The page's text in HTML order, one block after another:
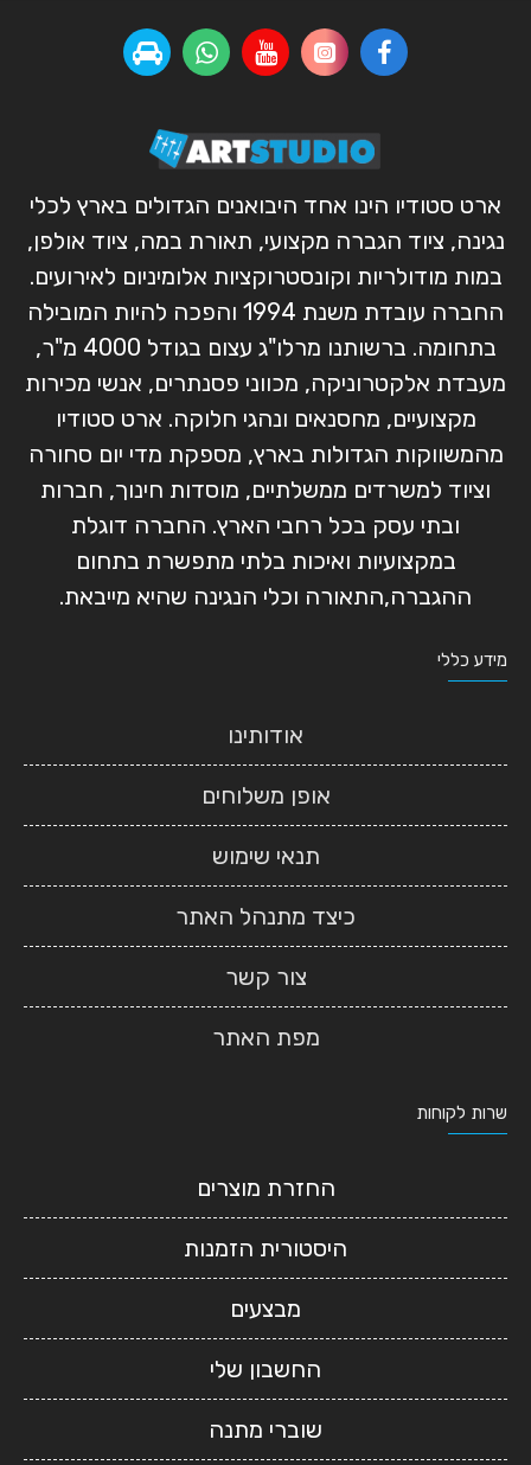
ארט סטודיו הינו אחד היבואנים הגדולים בארץ לכלי
נגינה, ציוד הגברה מקצועי, תאורת במה, ציוד אולפן,
במות מודולריות וקונסטרוקציות אלומיניום לאירועים.
החברה עובדת משנת 1994 והפכה להיות המובילה
בתחומה. ברשותנו מרלו"ג עצום בגודל 4000 מ"ר,
מעבדת אלקטרוניקה, מכווני פסנתרים, אנשי מכירות
מקצועיים, מחסנאים ונהגי חלוקה. ארט סטודיו
מהמשווקות הגדולות בארץ, מספקת מדי יום סחורה
וציוד למשרדים ממשלתיים, מוסדות חינוך, חברות
ובתי עסק בכל רחבי הארץ. החברה דוגלת
במקצועיות ואיכות בלתי מתפשרת בתחום
ההגברה,התאורה וכלי הנגינה שהיא מייבאת.
מידע כללי
אודותינו
אופן משלוחים
תנאי שימוש
כיצד מתנהל האתר
צור קשר
מפת האתר
שרות לקוחות
החזרת מוצרים
היסטורית הזמנות
מבצעים
החשבון שלי
שוברי מתנה